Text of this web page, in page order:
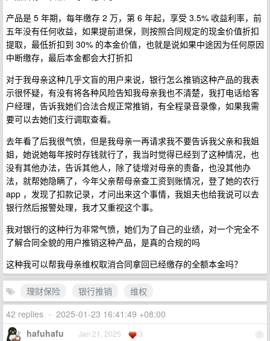
产品是 5 年期，每年缴存 2 万，第 6 年起，享受 3.5% 收益利率，前
五年没有任何收益，如果提前退保，则按照合同规定的现金价值折扣
提取，最低折扣到 30% 的本金价值，也就是说如果中途因为任何原因
中断缴存，最后本金都会大打折扣
对于我母亲这种几乎文盲的用户来说，银行怎么推销这种产品的我表
示很怀疑，有没有将各种风险告知我母亲我也不清楚，我打电话给客
户经理，告诉我她们合法合规正常推销，有全程录音录像，如果我需
要可以去她们支行调取查看。
去年看了后我很气愤，但是我母亲一再请求我不要告诉我父亲和我姐
姐，她说她每年按时存钱就行了，我当时觉得已经到了这种情况，也
没有其他办法，告诉其他人，除了徒增对母亲的责备，也没其他办
法，就帮她隐瞒了，今年父亲帮母亲查工资到账情况，登了她的农行
app ，发现了扣款记录，才问出来这个事情，我姐夫也给我说可以去
银行然后报警处理，我才又重视这个事。
我对银行的这种行为非常气愤，她们为了自己的业绩，对一个完全不
了解合同全貌的用户推销这种产品，是真的合规的吗
这种我可以帮我母亲维权取消合同拿回已经缴存的全额本金吗？
理财保险 银行推销
维权
42 replies • 2025-01-23 16:41:49 +08:00
1
hafuhafu Jan 21, 2025 3